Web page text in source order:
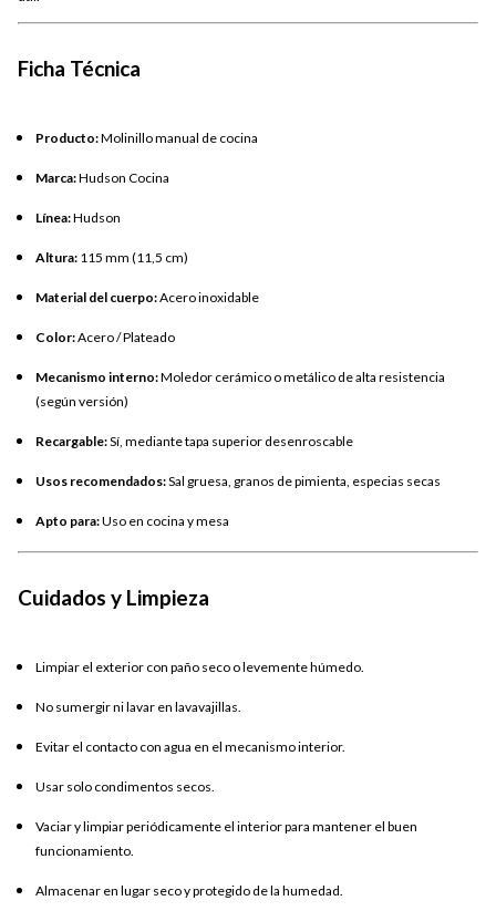
Ficha Técnica
Producto:Molinillo manual de cocina
Marca:Hudson Cocina
Línea:Hudson
Altura: 115 mm (11,5 cm)
Material del cuerpo:Acero inoxidable
Color:Acero / Plateado
Mecanismo interno:Moledor cerámico o metálico de alta resistencia
(según versión)
Recargable:Sí, mediante tapa superior desenroscable
Usos recomendados:Sal gruesa, granos de pimienta, especias secas
Apto para:Uso en cocina y mesa
Cuidados y Limpieza
Limpiar el exterior con paño seco o levemente húmedo.
No sumergir ni lavar en lavavajillas.
Evitar el contacto con agua en el mecanismo interior.
Usar solo condimentos secos.
Vaciar y limpiar periódicamente el interior para mantener el buen
funcionamiento.
Almacenar en lugar seco y protegido de la humedad.